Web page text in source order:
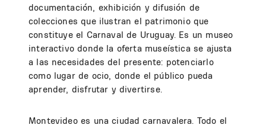
documentación, exhibición y difusión de
colecciones que ilustran el patrimonio que
constituye el Carnaval de Uruguay. Es un museo
interactivo donde la oferta museística se ajusta
a las necesidades del presente: potenciarlo
como lugar de ocio, donde el público pueda
aprender, disfrutar y divertirse.
Montevideo es una ciudad carnavalera. Todo el